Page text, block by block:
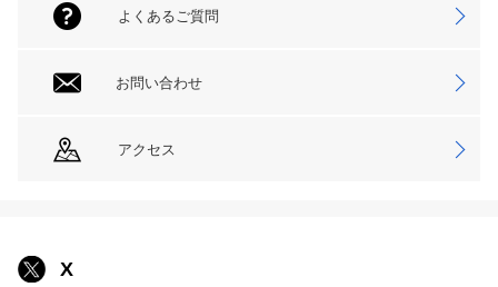
よくあるご質問
お問い合わせ
アクセス
X